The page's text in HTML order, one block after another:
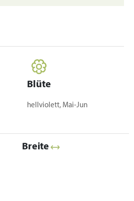
Blüte
hellviolett, Mai-Jun
Breite